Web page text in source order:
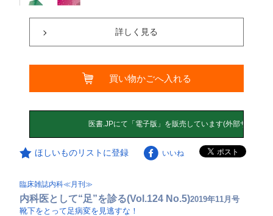
詳しく見る
買い物かごへ入れる
ほしいものリストに登録 いいね
臨床雑誌内科≪月刊≫
内科医として“足”を診る(Vol.124 No.5)2019年11月号
靴下をとって足病変を見逃すな！